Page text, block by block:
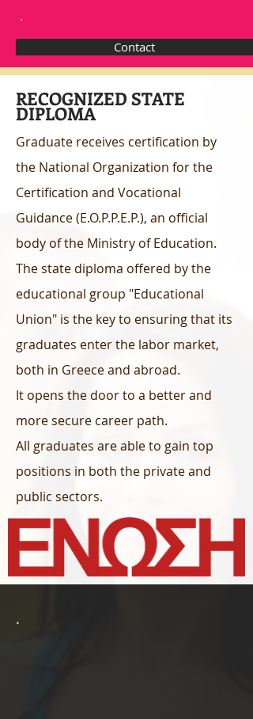
.
Contact
RECOGNIZED STATE
DIPLOMA
Graduate receives certification by
the National Organization for the
Certification and Vocational
Guidance (E.O.P.P.E.P.), an official
body of the Ministry of Education.
The state diploma offered by the
educational group "Educational
Union" is the key to ensuring that its
graduates enter the labor market,
both in Greece and abroad.
It opens the door to a better and
more secure career path.
All graduates are able to gain top
positions in both the private and
public sectors.
.